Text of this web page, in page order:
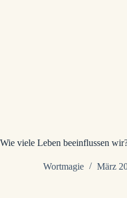
Wie viele Leben beeinflussen
Wortmagie März